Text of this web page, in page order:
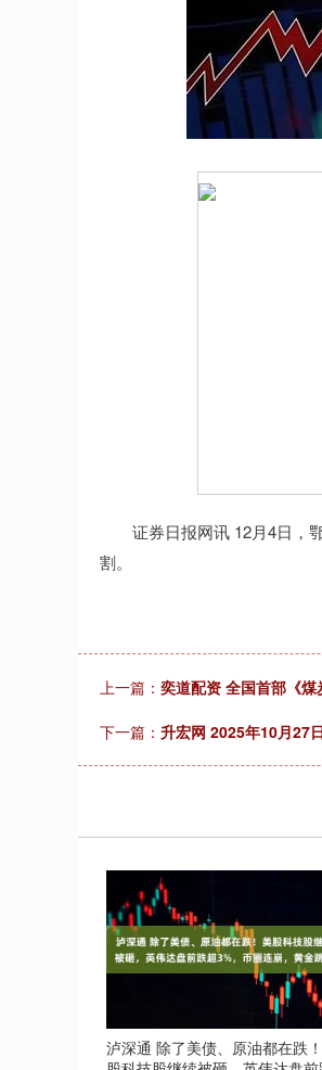
证券日报网讯 12月4日，鄂
割。
上一篇： 奕道配资 全国首部《
下一篇： 升宏网 2025年10月27
泸深通 除了美债、原油都在跌
上证指数